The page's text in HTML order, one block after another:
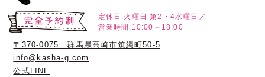
定休日:火曜日 第2・4水曜日／
営業時間:10:00～18:00
〒370-0075 群馬県高崎市筑縄町50-5
info@kasha-g.com
公式LINE